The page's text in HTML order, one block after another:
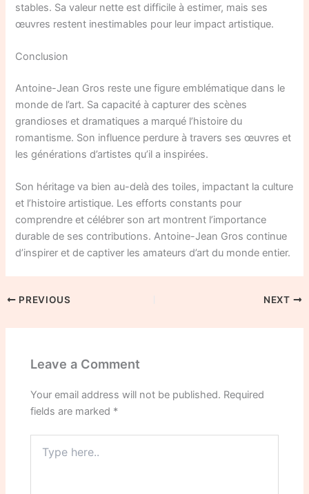
stables. Sa valeur nette est difficile à estimer, mais ses
œuvres restent inestimables pour leur impact artistique.
Conclusion
Antoine-Jean Gros reste une figure emblématique dans le
monde de l’art. Sa capacité à capturer des scènes
grandioses et dramatiques a marqué l’histoire du
romantisme. Son influence perdure à travers ses œuvres et
les générations d’artistes qu’il a inspirées.
Son héritage va bien au-delà des toiles, impactant la culture
et l’histoire artistique. Les efforts constants pour
comprendre et célébrer son art montrent l’importance
durable de ses contributions. Antoine-Jean Gros continue
d’inspirer et de captiver les amateurs d’art du monde entier.
PREVIOUS NEXT
Leave a Comment
Your email address will not be published. Required
fields are marked *
here..